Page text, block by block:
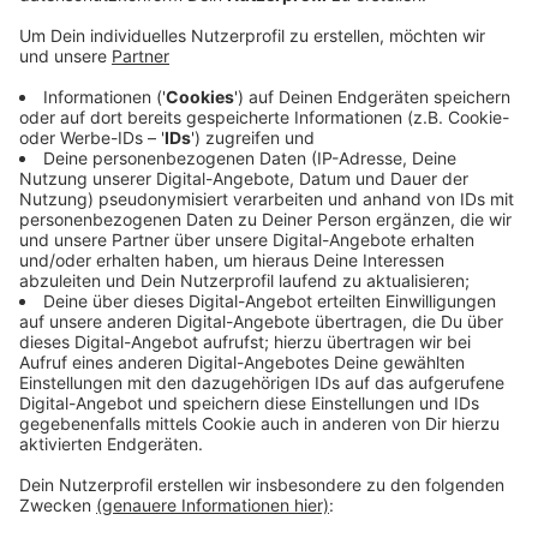
Anzeige
Es geht zum Beispiel um Sicherungstechnik wie
Schließzylinder, Fenster- und Türsicherungen oder
Kameraüberwachung. Etwa ein Drittel aller Einbrüche
scheitert bereits im Versuch, weil gute Sicherungen
Täter abschrecken, heißt es. Die Polizei demonstriert
auf dem Wochenmarkt auch, wie schnell sich
ungesicherte Fenster öffnen lassen. Das Angebot ist
Teil einer landesweiten Kampagne - kurz bevor die
Uhren auf Winterzeit umgestellt werden.
Anzeige